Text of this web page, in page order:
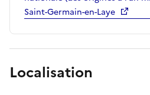
Saint-Germain-en-Laye
Localisation